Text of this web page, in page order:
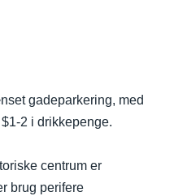
gadeparkering, med
2 i drikkepenge.
centrum er
brug perifere